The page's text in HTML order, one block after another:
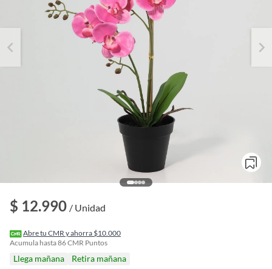
$ 12.990 / Unidad
Abre tu CMR y ahorra $10.000
Acumula hasta86CMR Puntos
Llega mañana Retira mañana
l
e
r
n